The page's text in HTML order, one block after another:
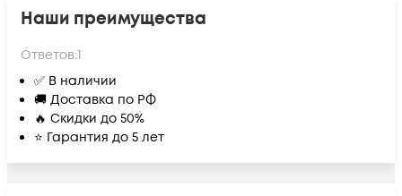
Наши преимущества
Ответов:1
✅ В наличии
🚚 Доставка по РФ
🔥 Скидки до 50%
⭐ Гарантия до 5 лет